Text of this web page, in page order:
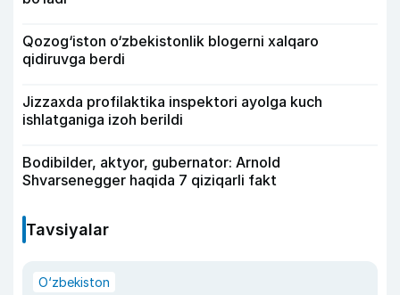
Qozog‘iston o‘zbekistonlik blogerni xalqaro
qidiruvga berdi
Jizzaxda profilaktika inspektori ayolga kuch
ishlatganiga izoh berildi
Bodibilder, aktyor, gubernator: Arnold
Shvarsenegger haqida 7 qiziqarli fakt
Tavsiyalar
O‘zbekiston